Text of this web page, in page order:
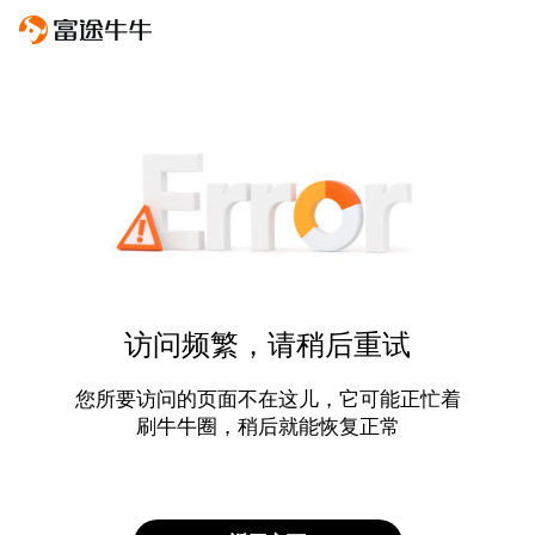
访问频繁，请稍后重试
您所要访问的页面不在这儿，它可能正忙着
刷牛牛圈，稍后就能恢复正常